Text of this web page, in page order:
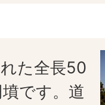
た全長50
です。道